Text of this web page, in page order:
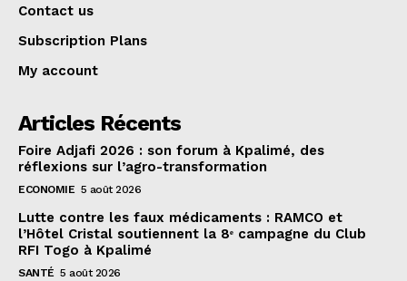
Contact us
Subscription Plans
My account
Articles Récents
Foire Adjafi 2026 : son forum à Kpalimé, des
réflexions sur l’agro-transformation
ECONOMIE 5 août 2026
Lutte contre les faux médicaments : RAMCO et
l’Hôtel Cristal soutiennent la 8ᵉ campagne du Club
RFI Togo à Kpalimé
SANTÉ 5 août 2026